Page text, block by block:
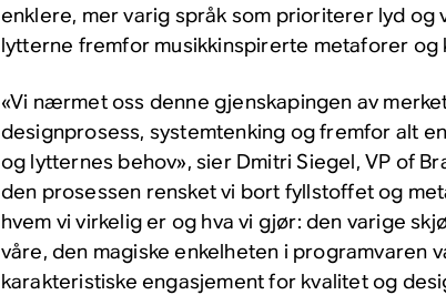
enklere, mer varig språk som prioriterer lyd og
lytterne fremfor musikkinspirerte metaforer og
«Vi nærmet oss denne gjenskapingen av
designprosess, systemtenking og fremfor alt
og lytternes behov», sier Dmitri Siegel, VP of
den prosessen rensket vi bort fyllstoffet og
hvem vi virkelig er og hva vi gjør: den varige
våre, den magiske enkelheten i programvaren
karakteristiske engasjement for kvalitet og